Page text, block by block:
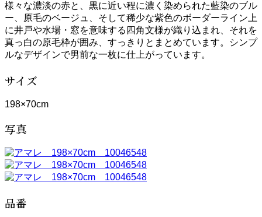
様々な濃淡の赤と、黒に近い程に濃く染められた藍染のブル
ー、原毛のベージュ、そして稀少な紫色のボーダーライン上
に井戸や水場・窓を意味する四角文様が織り込まれ、それを
真っ白の原毛枠が囲み、すっきりとまとめています。シンプ
ルなデザインで男前な一枚に仕上がっています。
サイズ
198×70cm
写真
品番